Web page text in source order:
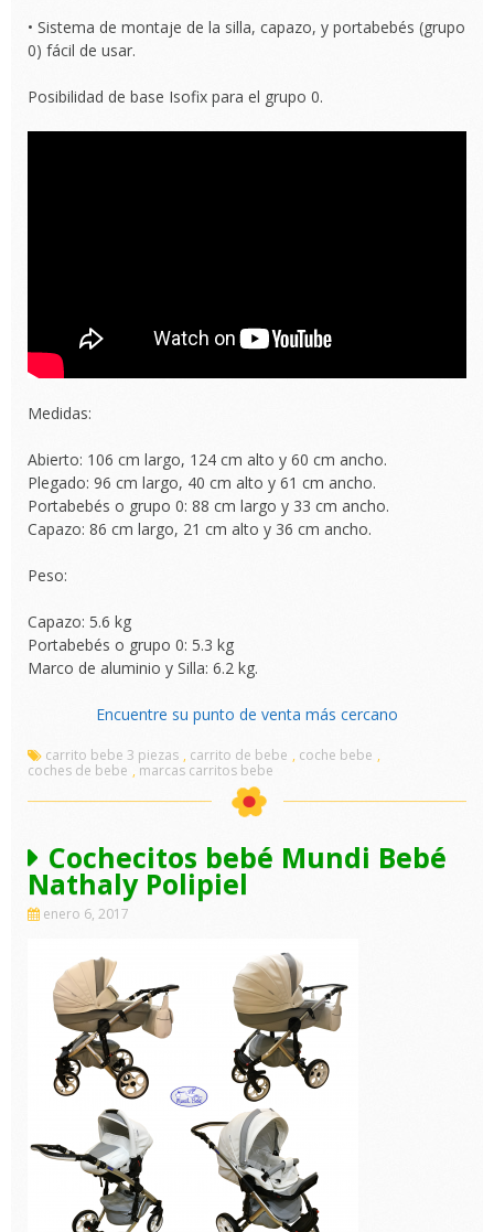
• Sistema de montaje de la silla, capazo, y portabebés (grupo
0) fácil de usar.
Posibilidad de base Isofix para el grupo 0.
Medidas:
Abierto: 106 cm largo, 124 cm alto y 60 cm ancho.
Plegado: 96 cm largo, 40 cm alto y 61 cm ancho.
Portabebés o grupo 0: 88 cm largo y 33 cm ancho.
Capazo: 86 cm largo, 21 cm alto y 36 cm ancho.
Peso:
Capazo: 5.6 kg
Portabebés o grupo 0: 5.3 kg
Marco de aluminio y Silla: 6.2 kg.
Encuentre su punto de venta más cercano
carrito bebe 3 piezas , carrito de bebe , coche bebe ,
coches de bebe , marcas carritos bebe
Cochecitos bebé Mundi Bebé
Nathaly Polipiel
enero 6, 2017